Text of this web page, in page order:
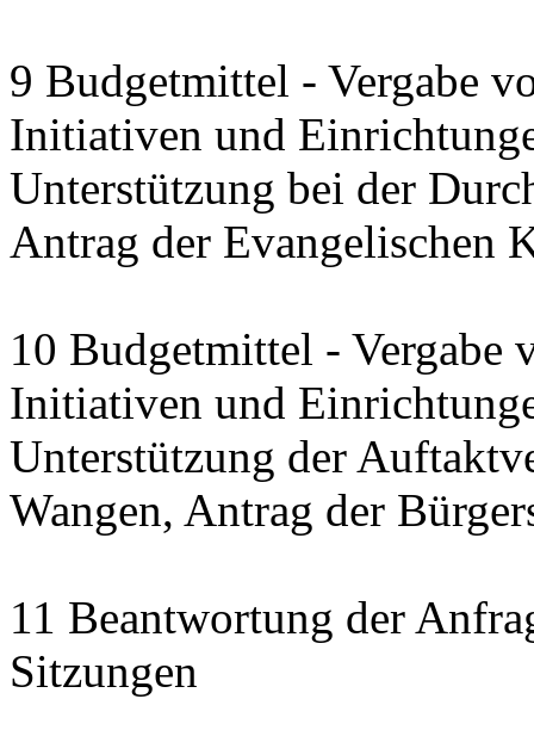
9 Budgetmittel - Vergabe
Initiativen und
Unterstützung bei der
Antrag der Evangelischen
10 Budgetmittel - Vergabe
Initiativen und
Unterstützung der
Wangen, Antrag der
11 Beantwortung der
Sitzungen